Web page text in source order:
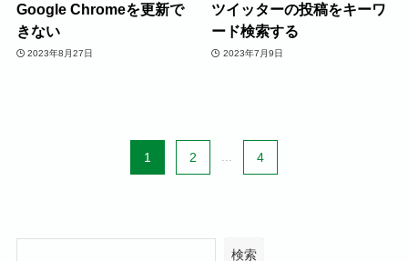
Google Chromeを更新で
きない
2023年8月27日
ツイッターの投稿をキーワ
ード検索する
2023年7月9日
1 2 4
検索